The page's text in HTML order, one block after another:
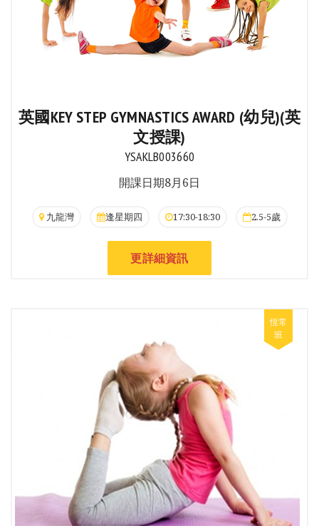
英國KEY STEP GYMNASTICS AWARD (幼兒)(英
文授課)
YSAKLB003660
開課日期8月6日
九龍灣 逢星期四 17:30-18:30 2.5-5歲
更詳細資訊